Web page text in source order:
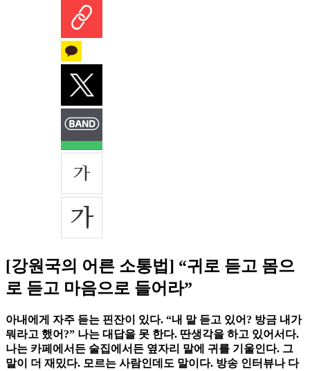
[강원국의 어른 소통법] “귀로 듣고 몸으
로 듣고 마음으로 들어라”
아내에게 자주 듣는 핀잔이 있다. “내 말 듣고 있어? 방금 내가
뭐라고 했어?” 나는 대답을 못 한다. 딴생각을 하고 있어서다.
나는 카페에서든 술집에서든 옆자리 말에 귀를 기울인다. 그
말이 더 재밌다. 모르는 사람인데도 말이다. 방송 인터뷰나 다